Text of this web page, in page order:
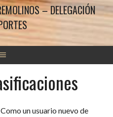
– DELEGACIÓN
un usuario nuevo de